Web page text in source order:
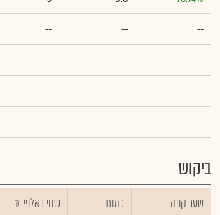
--
--
--
--
--
--
--
--
--
--
--
--
ביקוש
שער קניה כמות ₪ שווי באלפי